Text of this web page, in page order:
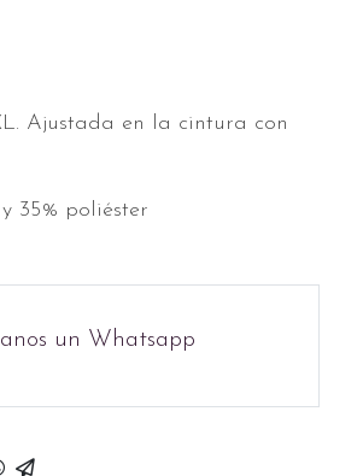
Ajustada en la cintura con
35% poliéster
un Whatsapp